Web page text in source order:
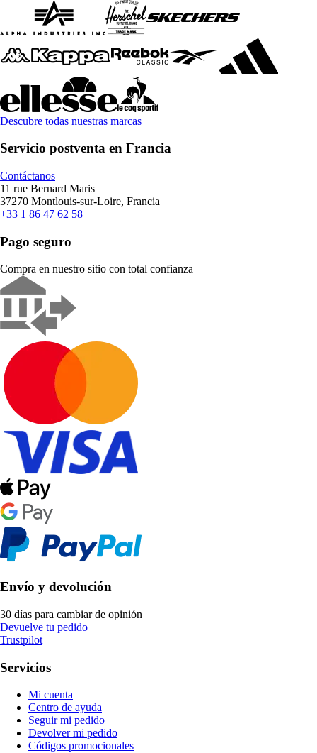
Descubre todas nuestras marcas
Servicio postventa en Francia
Contáctanos
11 rue Bernard Maris
37270 Montlouis-sur-Loire, Francia
+33 1 86 47 62 58
Pago seguro
Compra en nuestro sitio con total confianza
Envío y devolución
30 días para cambiar de opinión
Devuelve tu pedido
Trustpilot
Servicios
Mi cuenta
Centro de ayuda
Seguir mi pedido
Devolver mi pedido
Códigos promocionales